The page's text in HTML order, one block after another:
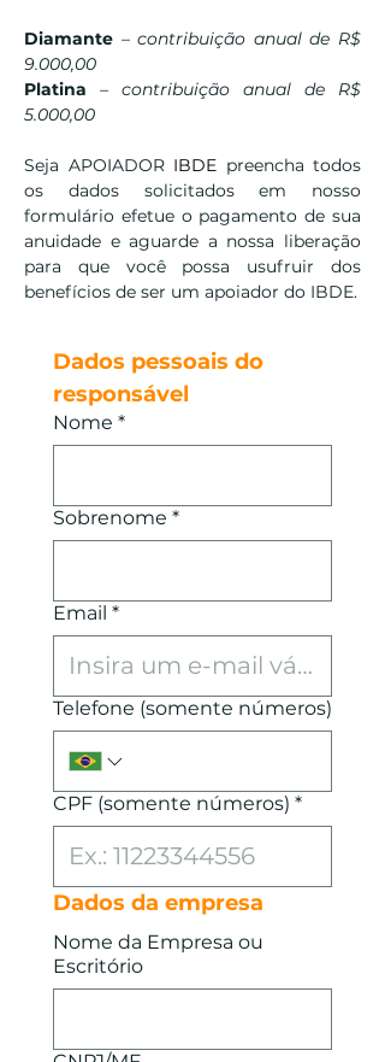
Diamante –contribuição anual de R$
9.000,00
Platina – contribuição anual de R$
5.000,00
Seja APOIADOR IBDE preencha todos
os dados solicitados em nosso
formulário efetue o pagamento de sua
anuidade e aguarde a nossa liberação
para que você possa usufruir dos
benefícios de ser um apoiador do IBDE.
Dados pessoais do
responsável
Nome *
Sobrenome *
Email *
Telefone (somente números)
CPF (somente números) *
Dados da empresa
Nome da Empresa ou
Escritório